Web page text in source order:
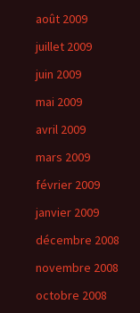
août 2009
juillet 2009
juin 2009
mai 2009
avril 2009
mars 2009
février 2009
janvier 2009
décembre 2008
novembre 2008
octobre 2008